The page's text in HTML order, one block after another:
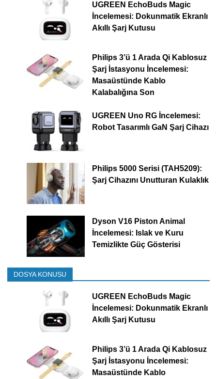
UGREEN EchoBuds Magic
İncelemesi: Dokunmatik Ekranlı
Akıllı Şarj Kutusu
Philips 3’ü 1 Arada Qi Kablosuz
Şarj İstasyonu İncelemesi:
Masaüstünde Kablo
Kalabalığına Son
UGREEN Uno RG İncelemesi:
Robot Tasarımlı GaN Şarj Cihazı
Philips 5000 Serisi (TAH5209):
Şarj Cihazını Unutturan Kulaklık
Dyson V16 Piston Animal
İncelemesi: Islak ve Kuru
Temizlikte Güç Gösterisi
DOSYA KONUSU
UGREEN EchoBuds Magic
İncelemesi: Dokunmatik Ekranlı
Akıllı Şarj Kutusu
Philips 3’ü 1 Arada Qi Kablosuz
Şarj İstasyonu İncelemesi:
Masaüstünde Kablo